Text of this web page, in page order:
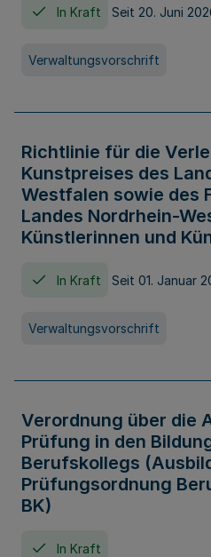
In Kraft Seit 20. Juni
Verwaltungsvorschrift
Richtlinie für die
Kunstpreises des
Westfalen sowie des
Landes Nordrhein-
Künstlerinnen und
In Kraft Seit 01. Januar
Verwaltungsvorschrift
Verordnung über die
Prüfung in den
Berufskollegs
Prüfungsordnung
BK)
In Kraft